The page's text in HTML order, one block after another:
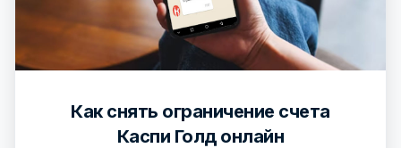
Как снять ограничение счета
Каспи Голд онлайн